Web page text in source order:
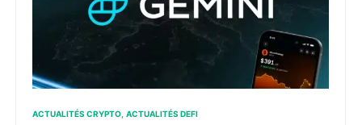
ACTUALITÉS CRYPTO ACTUALITÉS DEFI